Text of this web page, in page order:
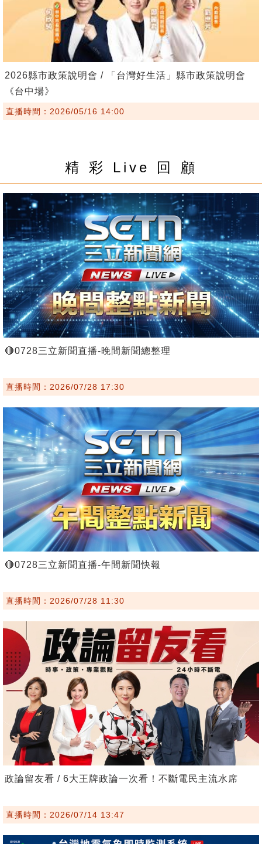
2026縣市政策說明會 / 「台灣好生活」縣市政策說明會
《台中場》
直播時間：2026/05/16 14:00
精 彩 Live 回 顧
🔴0728三立新聞直播-晚間新聞總整理
直播時間：2026/07/28 17:30
🔴0728三立新聞直播-午間新聞快報
直播時間：2026/07/28 11:30
政論留友看 / 6大王牌政論一次看！不斷電民主流水席
直播時間：2026/07/14 13:47